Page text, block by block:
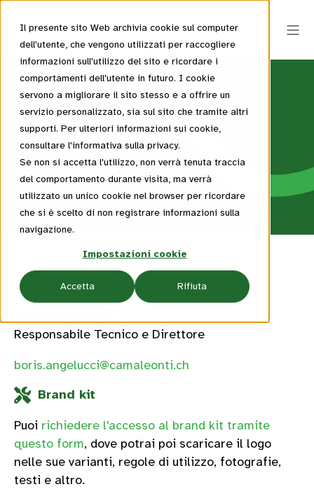
Il presente sito Web archivia cookie sul computer
dell'utente, che vengono utilizzati per raccogliere
informazioni sull'utilizzo del sito e ricordare i
comportamenti dell'utente in futuro. I cookie
servono a migliorare il sito stesso e a offrire un
servizio personalizzato, sia sul sito che tramite altri
supporti. Per ulteriori informazioni sui cookie,
consultare l'informativa sulla privacy.
Se non si accetta l'utilizzo, non verrà tenuta traccia
del comportamento durante visita, ma verrà
utilizzato un unico cookie nel browser per ricordare
che si è scelto di non registrare informazioni sulla
navigazione.
Impostazioni cookie
Accetta Rifiuta
Area stampa
Per domande o interviste
Responsabile Tecnico e Direttore
boris.angelucci@camaleonti.ch
Brand kit
Puoi richiedere l'accesso al brand kit tramite
questo form, dove potrai poi scaricare il logo
nelle sue varianti, regole di utilizzo, fotografie,
testi e altro.